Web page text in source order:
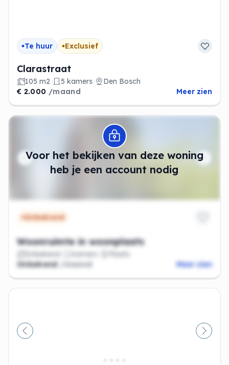
Te huur Exclusief
Clarastraat
105 m2 5 kamers
Den Bosch
€ 2.000 /maand Meer zien
Voor het bekijken van deze woning
heb je een account nodig
Modal openen
Onbekend
Woonruimte in woonplaats
Onbekend Kamers
Plaats
Onbekend
/maand Meer zien
Vorige